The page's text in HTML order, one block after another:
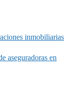
inmobiliarias
aseguradoras en